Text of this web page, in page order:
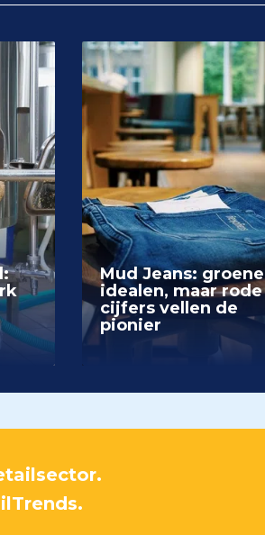
Mud Jeans: groene
idealen, maar rode
cijfers vellen de
pionier